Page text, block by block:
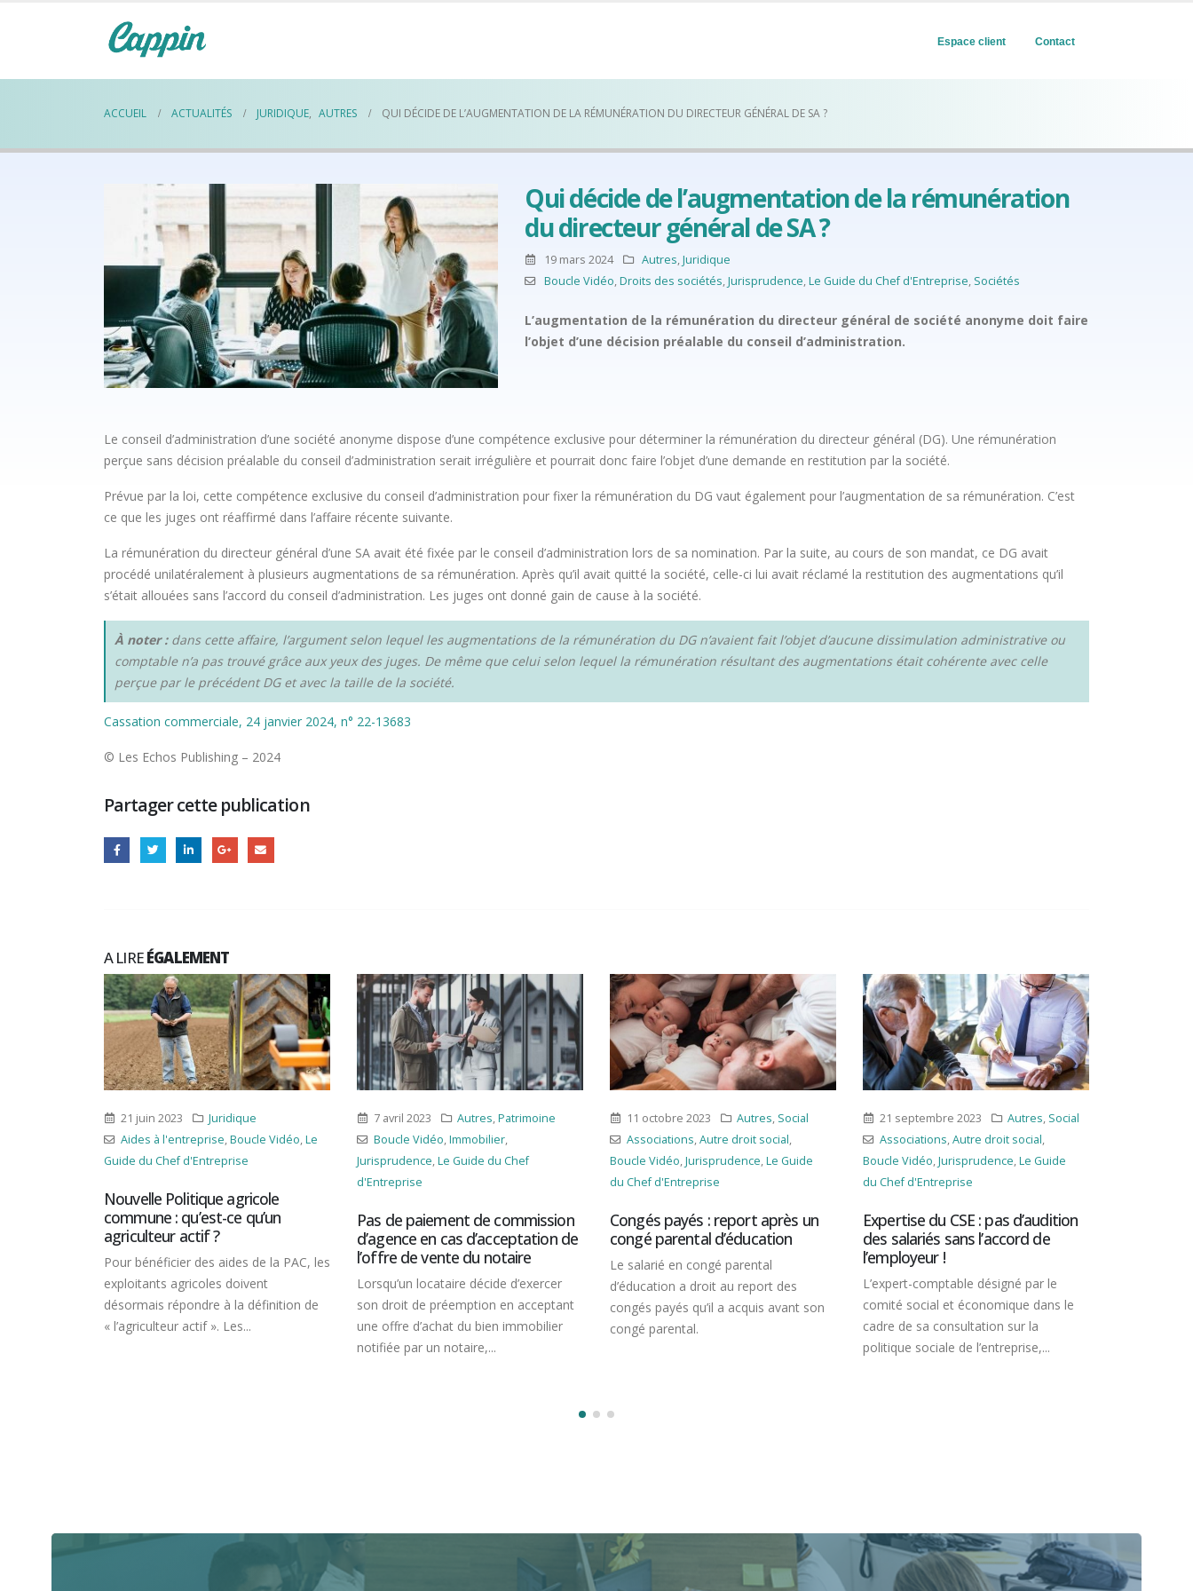
Espace client Contact
ACCUEIL ACTUALITÉS JURIDIQUE, AUTRES QUI DÉCIDE DE L’AUGMENTATION DE LA RÉMUNÉRATION DU DIRECTEUR GÉNÉRAL DE SA ?
Qui décide de l’augmentation de la rémunération
du directeur général de SA ?
19 mars 2024 Autres,Juridique
Boucle Vidéo,Droits des sociétés,Jurisprudence,Le Guide du Chef d'Entreprise, Sociétés
L’augmentation de la rémunération du directeur général de société anonyme doit faire
l’objet d’une décision préalable du conseil d’administration.
Le conseil d’administration d’une société anonyme dispose d’une compétence exclusive pour déterminer la rémunération du directeur général (DG). Une rémunération
perçue sans décision préalable du conseil d’administration serait irrégulière et pourrait donc faire l’objet d’une demande en restitution par la société.
Prévue par la loi, cette compétence exclusive du conseil d’administration pour fixer la rémunération du DG vaut également pour l’augmentation de sa rémunération. C’est
ce que les juges ont réaffirmé dans l’affaire récente suivante.
La rémunération du directeur général d’une SA avait été fixée par le conseil d’administration lors de sa nomination. Par la suite, au cours de son mandat, ce DG avait
procédé unilatéralement à plusieurs augmentations de sa rémunération. Après qu’il avait quitté la société, celle-ci lui avait réclamé la restitution des augmentations qu’il
s’était allouées sans l’accord du conseil d’administration. Les juges ont donné gain de cause à la société.
À noter :dans cette affaire, l’argument selon lequel les augmentations de la rémunération du DG n’avaient fait l’objet d’aucune dissimulation administrative ou
comptable n’a pas trouvé grâce aux yeux des juges. De même que celui selon lequel la rémunération résultant des augmentations était cohérente avec celle
perçue par le précédent DG et avec la taille de la société.
Cassation commerciale, 24 janvier 2024, n° 22-13683
© Les Echos Publishing – 2024
Partager cette publication
A LIREÉGALEMENT
21 juin 2023
Juridique
Aides à l'entreprise,Boucle Vidéo,Le
Guide du Chef d'Entreprise
Nouvelle Politique agricole
commune : qu’est-ce qu’un
agriculteur actif ?
Pour bénéficier des aides de la PAC, les
exploitants agricoles doivent
désormais répondre à la définition de
« l’agriculteur actif ». Les...
7 avril 2023 Autres,Patrimoine
Boucle Vidéo,Immobilier,
Jurisprudence,Le Guide du Chef
d'Entreprise
Pas de paiement de commission
d’agence en cas d’acceptation de
l’offre de vente du notaire
Lorsqu’un locataire décide d’exercer
son droit de préemption en acceptant
une offre d’achat du bien immobilier
notifiée par un notaire,...
11 octobre 2023 Autres, Social
Associations,Autre droit social,
Boucle Vidéo,Jurisprudence,Le Guide
du Chef d'Entreprise
Congés payés : report après un
congé parental d’éducation
Le salarié en congé parental
d’éducation a droit au report des
congés payés qu’il a acquis avant son
congé parental.
21 septembre 2023 Autres, Social
Associations,Autre droit social,
Boucle Vidéo,Jurisprudence,Le Guide
du Chef d'Entreprise
Expertise du CSE : pas d’audition
des salariés sans l’accord de
l’employeur !
L’expert-comptable désigné par le
comité social et économique dans le
cadre de sa consultation sur la
politique sociale de l’entreprise,...